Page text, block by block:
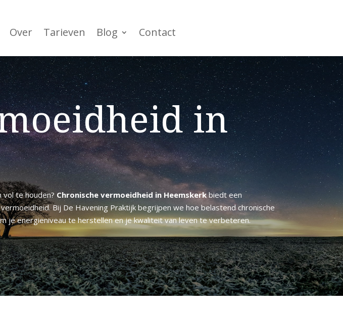
Over Tarieven Blog Contact
in
te houden? Chronische vermoeidheid in Heemskerkbiedt een
Bij De Havening Praktijk begrijpen we hoe belastend chronische
je energieniveau te herstellen en je kwaliteit van leven te verbeteren.